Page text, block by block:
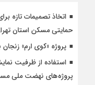
اتخاذ تصمیمات تازه
حمایتی مسکن استان
پروژه «کوی ارم»
استفاده از ظرفیت
پروژه‌های نهضت ملی